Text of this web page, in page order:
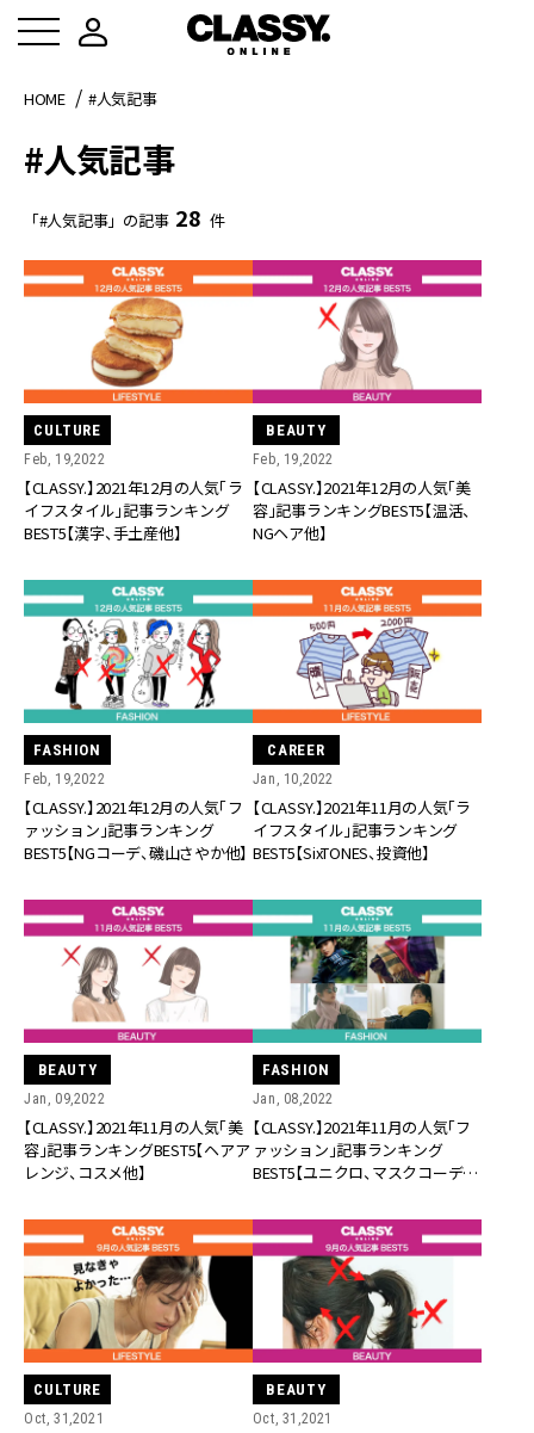
HOME #人気記事
#人気記事
「#人気記事」の記事 28 件
CULTURE
Feb, 19,2022
【CLASSY.】2021年12月の人気「ラ
イフスタイル」記事ランキング
BEST5【漢字、手土産他】
BEAUTY
Feb, 19,2022
【CLASSY.】2021年12月の人気「美
容」記事ランキングBEST5【温活、
NGヘア他】
FASHION
Feb, 19,2022
【CLASSY.】2021年12月の人気「フ
ァッション」記事ランキング
BEST5【NGコーデ、磯山さやか他】
CAREER
Jan, 10,2022
【CLASSY.】2021年11月の人気「ラ
イフスタイル」記事ランキング
BEST5【SixTONES、投資他】
BEAUTY
Jan, 09,2022
【CLASSY.】2021年11月の人気「美
容」記事ランキングBEST5【ヘアア
レンジ、コスメ他】
FASHION
Jan, 08,2022
【CLASSY.】2021年11月の人気「フ
ァッション」記事ランキング
BEST5【ユニクロ、マスクコーデ
CULTURE
Oct, 31,2021
BEAUTY
Oct, 31,2021